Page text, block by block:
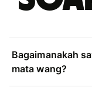
Bagaimanakah
mata wang?